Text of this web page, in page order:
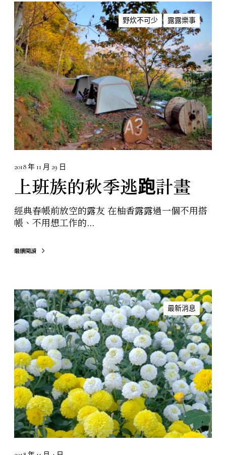
上
班
族
的
秋
季
逃
跑
計
畫
野炊不可少 露露樂事
2018 年 11 月 29 日
上班族的秋季逃跑計畫
經典春帳前放空的露友 在柚香露露過一個不用搭
帳、不用想工作的...
繼續閱讀
銅
鑼
九
湖
杭
菊
花
海
，
澎
湃
登
場
最新消息